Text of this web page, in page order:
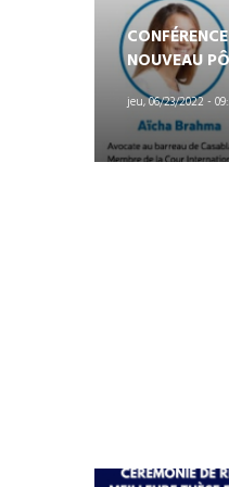
NOUVEAU
jeu, 06/23/2022 -